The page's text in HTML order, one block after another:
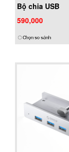
Bộ chia USB
590,000